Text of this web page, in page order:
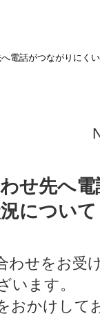
電話がつながりにく
せ先へ
について
わせをお受
います。
おかけして